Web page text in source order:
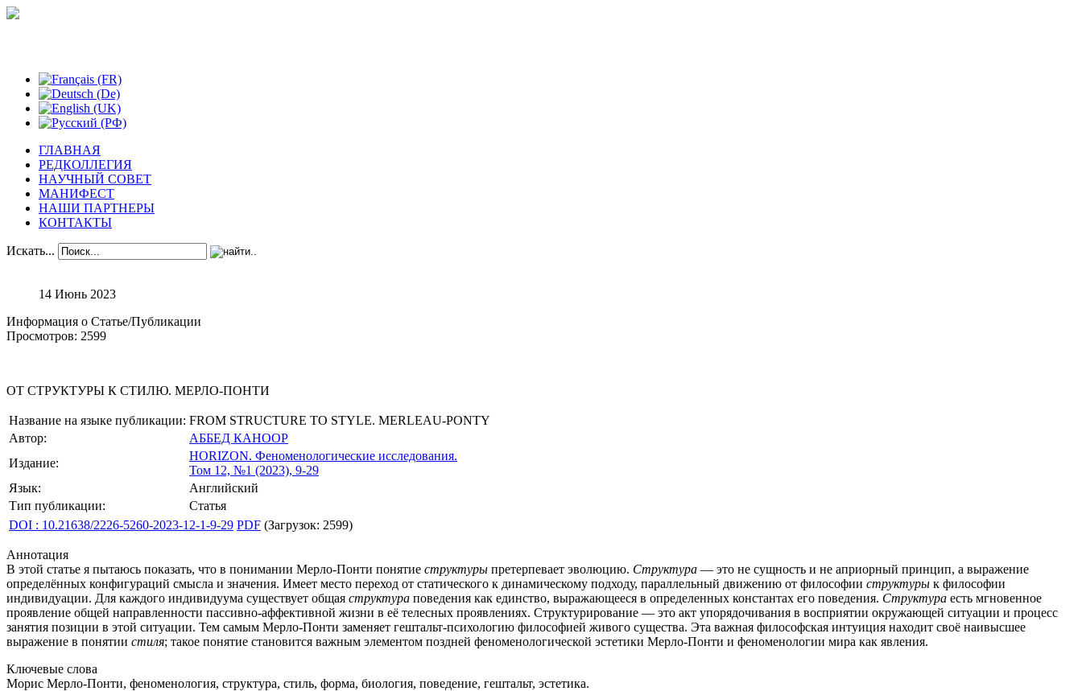
ГЛАВНАЯ
РЕДКОЛЛЕГИЯ
НАУЧНЫЙ СОВЕТ
МАНИФЕСТ
НАШИ ПАРТНЕРЫ
КОНТАКТЫ
Искать...
14 Июнь 2023
Информация о Статье/Публикации
Просмотров: 2599
ОТ СТРУКТУРЫ К СТИЛЮ. МЕРЛО-ПОНТИ
Название на языке публикации: FROM STRUCTURE TO STYLE. MERLEAU-PONTY
Автор:
АББЕД КАНООР
Издание:
HORIZON. Феноменологические исследования.
Том 12, №1 (2023), 9-29
Язык:
Английский
Тип публикации:
Статья
DOI : 10.21638/2226-5260-2023-12-1-9-29 PDF (Загрузок: 2599)
Аннотация
В этой статье я пытаюсь показать, что в понимании Мерло-Понти понятие структуры претерпевает эволюцию. Структура — это не сущность и не априорный принцип, а выражение
определённых конфигураций смысла и значения. Имеет место переход от статического к динамическому подходу, параллельный движению от философии структуры к философии
индивидуации. Для каждого индивидуума существует общая структура поведения как единство, выражающееся в определенных константах его поведения. Структура есть мгновенное
проявление общей направленности пассивно-аффективной жизни в её телесных проявлениях. Структурирование — это акт упорядочивания в восприятии окружающей ситуации и процесс
занятия позиции в этой ситуации. Тем самым Мерло-Понти заменяет гештальт-психологию философией живого существа. Эта важная философская интуиция находит своё наивысшее
выражение в понятии стиля; такое понятие становится важным элементом поздней феноменологической эстетики Мерло-Понти и феноменологии мира как явления.
Ключевые слова
Морис Мерло-Понти, феноменология, структура, стиль, форма, биология, поведение, гештальт, эстетика.